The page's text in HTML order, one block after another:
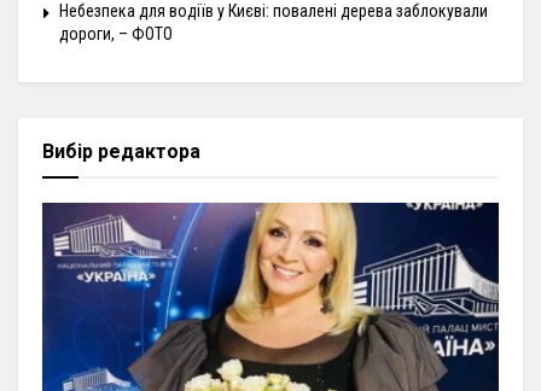
Небезпека для водіїв у Києві: повалені дерева заблокували
дороги, – ФОТО
Вибір редактора